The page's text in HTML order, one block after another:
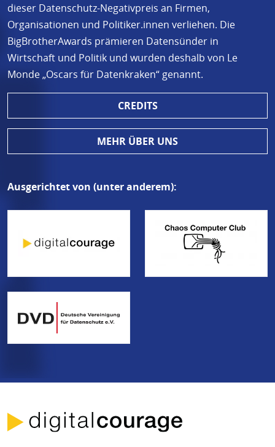
dieser Datenschutz-Negativpreis an Firmen,
Organisationen und Politiker.innen verliehen. Die
BigBrotherAwards prämieren Datensünder in
Wirtschaft und Politik und wurden deshalb von Le
Monde „Oscars für Datenkraken“ genannt.
CREDITS
MEHR ÜBER UNS
Ausgerichtet von (unter anderem):